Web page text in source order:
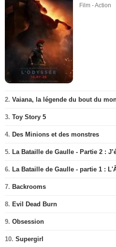
Film - Action
2. Vaiana, la légende du bout du
3. Toy Story 5
4. Des Minions et des monstres
5. La Bataille de Gaulle - Partie 2 :
6. La Bataille de Gaulle - partie 1 :
7. Backrooms
8. Evil Dead Burn
9. Obsession
10. Supergirl